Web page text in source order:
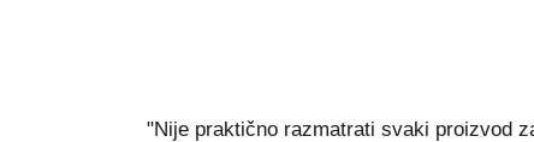
"Nije praktično razmatrati svaki proizvod